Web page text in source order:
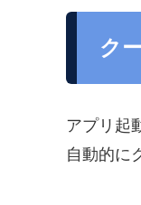
ク
アプリ起
自動的に